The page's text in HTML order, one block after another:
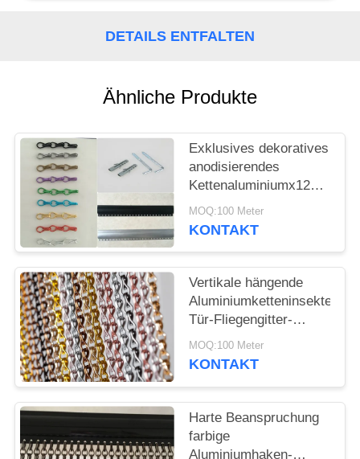
DATENSCHUTZRICHTLINIE
DETAILS ENTFALTEN
Ähnliche Produkte
Exklusives dekoratives
anodisierendes
Kettenaluminiumx12
des tür-Fliegengitters
24 x 8mm
MOQ:100 Meter
KONTAKT
Vertikale hängende
Aluminiumketteninsekten-
Tür-Fliegengitter-
Vorhang-Anodisierung
beendet
MOQ:100 Meter
KONTAKT
Harte Beanspruchung
farbige
Aluminiumhaken-